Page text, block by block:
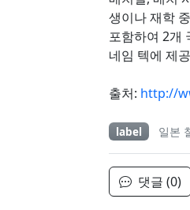
생이나 재학
포함하여 2개
네임 텍에 제
출처: http://
label 일본
댓글 (0)